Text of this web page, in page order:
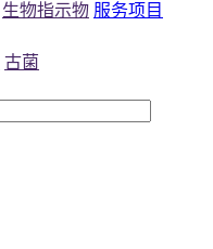
生物指示物 服务项目
古菌